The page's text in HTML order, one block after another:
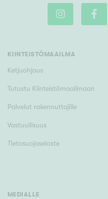
KIINTEISTÖMAAILMA
Ketjuohjaus
Tutustu Kiinteistömaailmaan
Palvelut rakennuttajille
Vastuullisuus
Tietosuojaseloste
MEDIALLE